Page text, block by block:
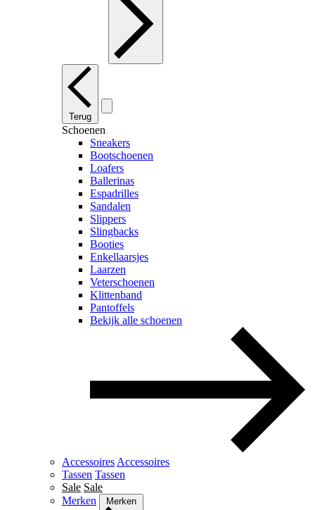
Terug
Schoenen
Sneakers
Bootschoenen
Loafers
Ballerinas
Espadrilles
Sandalen
Slippers
Slingbacks
Booties
Enkellaarsjes
Laarzen
Veterschoenen
Klittenband
Pantoffels
Bekijk alle schoenen
Accessoires Accessoires
Tassen Tassen
Sale Sale
Merken
Merken